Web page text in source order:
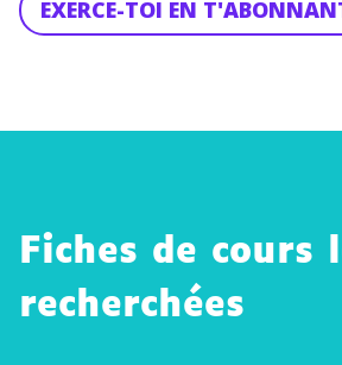
EXERCE-TOI EN
Fiches de cours
recherchées